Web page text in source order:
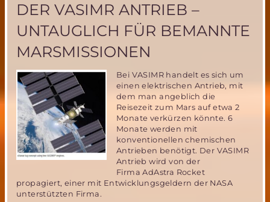
Mission
15“
DER VASIMR ANTRIEB –
UNTAUGLICH FÜR BEMANNTE
MARSMISSIONEN
Bei VASIMR handelt es sich um
einen elektrischen Antrieb, mit
dem man angeblich die
Reisezeit zum Mars auf etwa 2
Monate verkürzen könnte. 6
Monate werden mit
konventionellen chemischen
Antrieben benötigt. Der VASIMR
Antrieb wird von der
Firma AdAstra Rocket
propagiert, einer mit Entwicklungsgeldern der NASA
unterstützten Firma.